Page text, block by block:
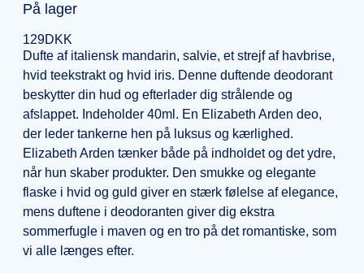
På lager
129DKK
Dufte af italiensk mandarin, salvie, et strejf af havbrise,
hvid teekstrakt og hvid iris. Denne duftende deodorant
beskytter din hud og efterlader dig strålende og
afslappet. Indeholder 40ml. En Elizabeth Arden deo,
der leder tankerne hen på luksus og kærlighed.
Elizabeth Arden tænker både på indholdet og det ydre,
når hun skaber produkter. Den smukke og elegante
flaske i hvid og guld giver en stærk følelse af elegance,
mens duftene i deodoranten giver dig ekstra
sommerfugle i maven og en tro på det romantiske, som
vi alle længes efter.